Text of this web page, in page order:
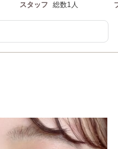
スタッフ 総数1人